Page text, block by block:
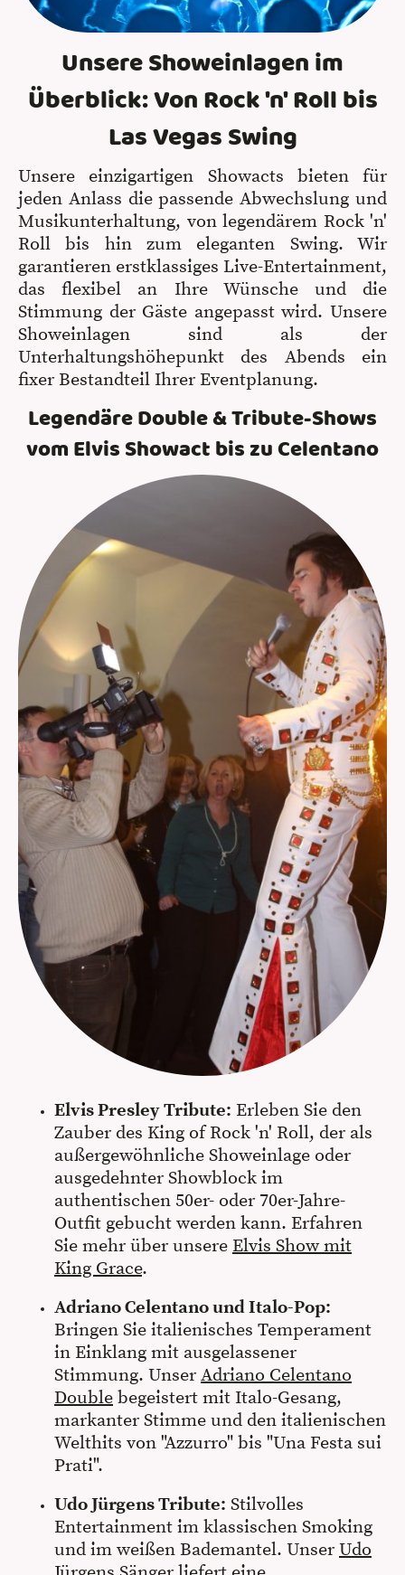
Unsere Showeinlagen im
Überblick: Von Rock 'n' Roll bis
Las Vegas Swing
Unsere einzigartigen Showacts bieten für
jeden Anlass die passende Abwechslung und
Musikunterhaltung, von legendärem Rock 'n'
Roll bis hin zum eleganten Swing. Wir
garantieren erstklassiges Live-Entertainment,
das flexibel an Ihre Wünsche und die
Stimmung der Gäste angepasst wird. Unsere
Showeinlagen sind als der
Unterhaltungshöhepunkt des Abends ein
fixer Bestandteil Ihrer Eventplanung.
Legendäre Double & Tribute-Shows
vom Elvis Showact bis zu Celentano
Elvis Presley Tribute: Erleben Sie den
Zauber des King of Rock 'n' Roll, der als
außergewöhnliche Showeinlage oder
ausgedehnter Showblock im
authentischen 50er- oder 70er-Jahre-
Outfit gebucht werden kann. Erfahren
Sie mehr über unsere Elvis Show mit
King Grace.
Adriano Celentano und Italo-Pop:
Bringen Sie italienisches Temperament
in Einklang mit ausgelassener
Stimmung. UnserAdriano Celentano
Double begeistert mit Italo-Gesang,
markanter Stimme und den italienischen
Welthits von "Azzurro" bis "Una Festa sui
Prati".
Udo Jürgens Tribute: Stilvolles
Entertainment im klassischen Smoking
und im weißen Bademantel. UnserUdo